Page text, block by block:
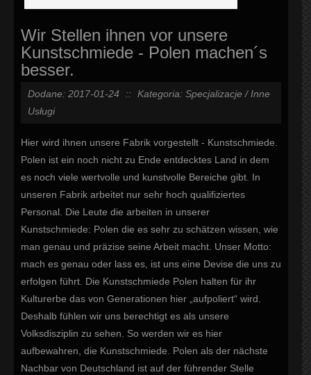
Wir Stellen ihnen vor unsere
Kunstschmiede - Polen machen´s
besser.
Dodane: 2017-01-24 ::
Kategoria: Specjalizacje / Inne
Usługi
Hier wird ihnen unsere Fabrik vorgestellt - Kunstschmiede.
Polen ist ein noch nicht zu Ende entdecktes Land in dem
es noch viele wertvolle und kunstvolle Bereiche gibt. In
unseren Fabrik arbeitet nur sehr hoch qualifiziertes
Personal. Die Leute die arbeiten in unserer
Kunstschmiede: Polen die es sehr zu schätzen wissen, wie
man genau und präzise seine Arbeit macht. Unser Motto:
mach es genau oder lass es, ist uns eine Devise die uns zu
erfolgen führt. Die Kunstschmiede Polen halten für ihr
Kulturerbe das von Generationen hier „aufpoliert“ wird.
Deshalb fühlen wir uns berechtigt es als unsere
Volksdisziplin zu sehen. So werden wir es hier
aufbewahren, die Kunstschmiede. Polen als der nächste
Nachbar von Deutschland ist auf der führender Stelle